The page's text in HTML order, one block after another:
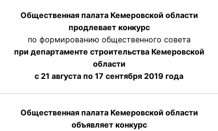
Общественная палата Кемеровской области
продлевает конкурс
по формированию общественного совета
при департаменте строительства Кемеровской
области
с 21 августа по 17 сентября 2019 года
Общественная палата Кемеровской области
объявляет конкурс